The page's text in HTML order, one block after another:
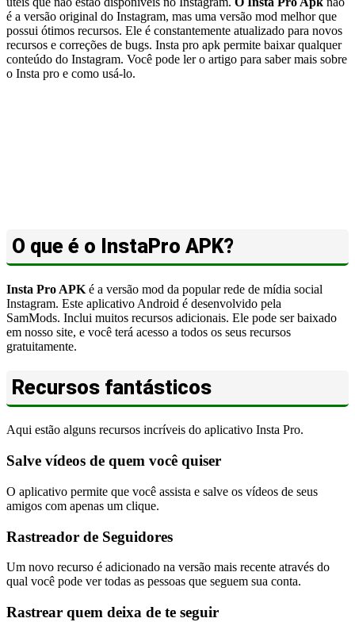
é a versão original do Instagram, mas uma versão mod melhor que
possui ótimos recursos. Ele é constantemente atualizado para novos
recursos e correções de bugs. Insta pro apk permite baixar qualquer
conteúdo do Instagram. Você pode ler o artigo para saber mais sobre
o Insta pro e como usá-lo.
O que é o InstaPro APK?
Insta Pro APK é a versão mod da popular rede de mídia social
Instagram. Este aplicativo Android é desenvolvido pela
SamMods. Inclui muitos recursos adicionais. Ele pode ser baixado
em nosso site, e você terá acesso a todos os seus recursos
gratuitamente.
Recursos fantásticos
Aqui estão alguns recursos incríveis do aplicativo Insta Pro.
Salve vídeos de quem você quiser
O aplicativo permite que você assista e salve os vídeos de seus
amigos com apenas um clique.
Rastreador de Seguidores
Um novo recurso é adicionado na versão mais recente através do
qual você pode ver todas as pessoas que seguem sua conta.
Rastrear quem deixa de te seguir